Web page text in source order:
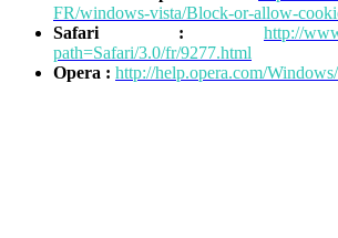
FR/windows-vista/Block-or-allow-
Safari :
http://
path=Safari/3.0/fr/9277.html
Opera : http://help.opera.com/